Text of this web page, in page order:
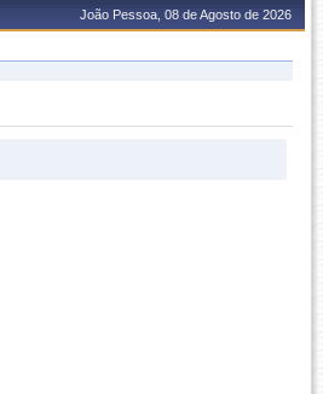
João Pessoa, 08 de Agosto de 2026